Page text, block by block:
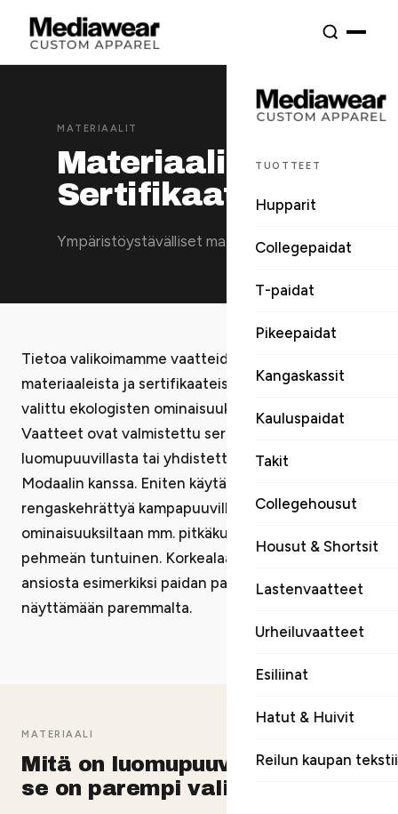
TUOTTEET
Hupparit
Collegepaidat
T-paidat
Pikeepaidat
Kangaskassit
Kauluspaidat
Takit
Collegehousut
Housut & Shortsit
Lastenvaatteet
Urheiluvaatteet
Esiliinat
Hatut & Huivit
Reilun kaupan
MATERIAALIT
Materiaalit ja
Sertifikaatit
Ympäristöystävälliset materiaalit
Tietoa valikoimamme vaatteiden / tekstiilien
materiaaleista ja sertifikaateista. Materiaalit ovat
valittu ekologisten ominaisuuksien perusteella.
Vaatteet ovat valmistettu sertifioidusta 100 %
luomupuuvillasta tai yhdistettynä mm. Tencel® ja
Modaalin kanssa. Eniten käytämme (luomu)
rengaskehrättyä kampapuuvillaa, joka on
ominaisuuksiltaan mm. pitkäkuituinen, kestävä ja
pehmeän tuntuinen. Korkealaatuisen puuvillan
ansiosta esimerkiksi paidan painatus saadaan
näyttämään paremmalta.
MATERIAALI
Mitä on luomupuuvilla ja miksi
se on parempi valinta?